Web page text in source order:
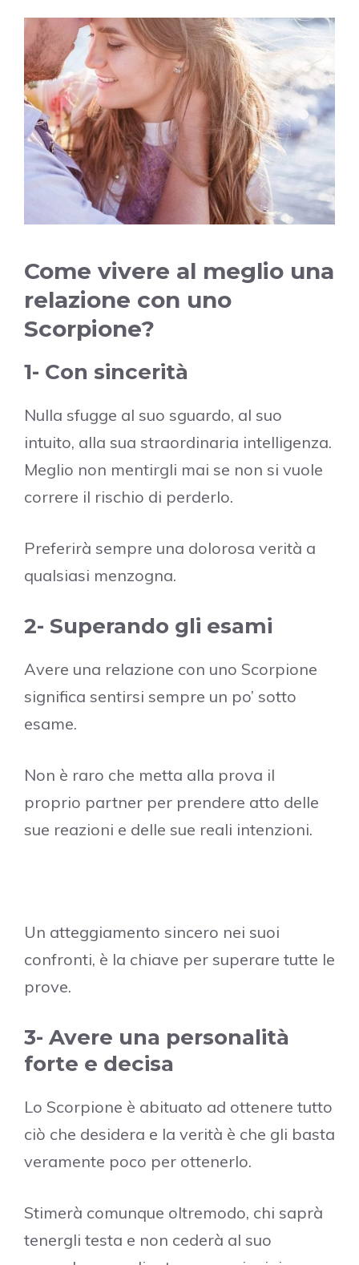
Come vivere al meglio una
relazione con uno
Scorpione?
1- Con sincerità
Nulla sfugge al suo sguardo, al suo
intuito, alla sua straordinaria intelligenza.
Meglio non mentirgli mai se non si vuole
correre il rischio di perderlo.
Preferirà sempre una dolorosa verità a
qualsiasi menzogna.
2- Superando gli esami
Avere una relazione con uno Scorpione
significa sentirsi sempre un po’ sotto
esame.
Non è raro che metta alla prova il
proprio partner per prendere atto delle
sue reazioni e delle sue reali intenzioni.
Un atteggiamento sincero nei suoi
confronti, è la chiave per superare tutte le
prove.
3- Avere una personalità
forte e decisa
Lo Scorpione è abituato ad ottenere tutto
ciò che desidera e la verità è che gli basta
veramente poco per ottenerlo.
Stimerà comunque oltremodo, chi saprà
tenergli testa e non cederà al suo